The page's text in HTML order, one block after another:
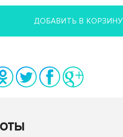
ДОБАВИТЬ В КОРЗИНУ